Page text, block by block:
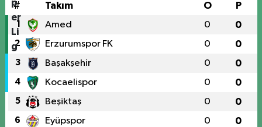
# Takım O P
1 Amed 0 0
2 Erzurumspor FK 0 0
3 Başakşehir 0 0
4 Kocaelispor 0 0
5 Beşiktaş 0 0
6 Eyüpspor 0 0